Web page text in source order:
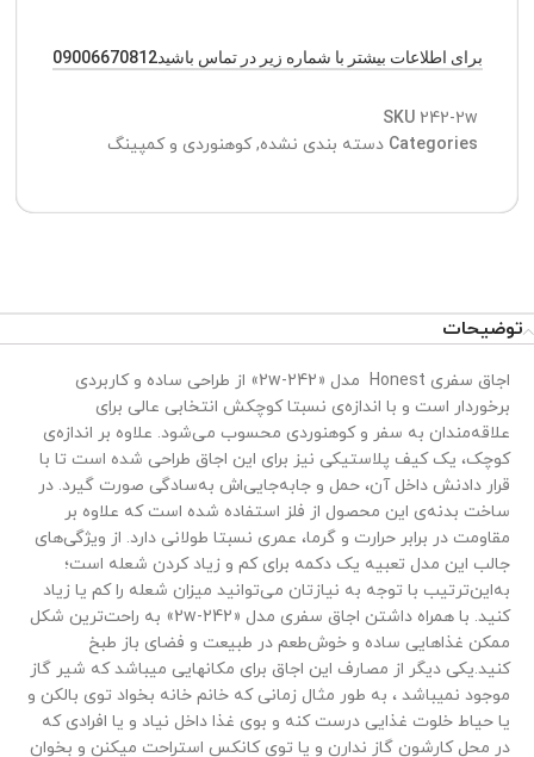
برای اطلاعات بیشتر با شماره زیر در تماس باشید09006670812
SKU 242-2w
Categories دسته بندی نشده,کوهنوردی و کمپینگ
توضیحات
اجاق سفری Honest مدل «242-2w» از طراحی ساده و کاربردی
برخوردار است و با اندازه‌ی نسبتا کوچکش انتخابی عالی برای
علاقه‌مندان به سفر و کوهنوردی محسوب می‌شود. علاوه بر اندازه‌ی
کوچک، یک کیف پلاستیکی نیز برای این اجاق طراحی شده است تا با
قرار دادنش داخل آن، حمل و جابه‌جایی‌اش به‌سادگی صورت گیرد. در
ساخت بدنه‌ی این محصول از فلز استفاده شده است که علاوه بر
مقاومت در برابر حرارت و گرما، عمری نسبتا طولانی دارد. از ویژگی‌های
جالب این مدل تعبیه یک دکمه برای کم و زیاد کردن شعله است؛
به‌این‌ترتیب با توجه به نیازتان می‌توانید میزان شعله را کم یا زیاد
کنید. با همراه داشتن اجاق سفری مدل «242-2w» به راحت‌ترین شکل
ممکن غذاهایی ساده و خوش‌طعم در طبیعت و فضای باز طبخ
کنید.یکی دیگر از مصارف این اجاق برای مکانهایی میباشد که شیر گاز
موجود نمیباشد ، به طور مثال زمانی که خانم خانه بخواد توی بالکن و
یا حیاط خلوت غذایی درست کنه و بوی غذا داخل نیاد و یا افرادی که
در محل کارشون گاز ندارن و یا توی کانکس استراحت میکنن و بخوان
تیم پشتیبانی عصر ابزار آماده ی پاسخ به سوالات شما
عزیزان میباشد